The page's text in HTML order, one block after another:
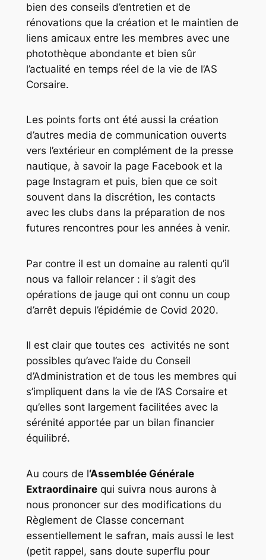
bien des conseils d’entretien et de
rénovations que la création et le maintien de
liens amicaux entre les membres avec une
photothèque abondante et bien sûr
l’actualité en temps réel de la vie de l’AS
Corsaire.
Les points forts ont été aussi la création
d’autres media de communication ouverts
vers l’extérieur en complément de la presse
nautique, à savoir la page Facebook et la
page Instagram et puis, bien que ce soit
souvent dans la discrétion, les contacts
avec les clubs dans la préparation de nos
futures rencontres pour les années à venir.
Par contre il est un domaine au ralenti qu’il
nous va falloir relancer : il s’agit des
opérations de jauge qui ont connu un coup
d’arrêt depuis l’épidémie de Covid 2020.
Il est clair que toutes ces activités ne sont
possibles qu’avec l’aide du Conseil
d’Administration et de tous les membres qui
s’impliquent dans la vie de l’AS Corsaire et
qu’elles sont largement facilitées avec la
sérénité apportée par un bilan financier
équilibré.
Au cours de l‘Assemblée Générale
Extraordinairequi suivra nous aurons à
nous prononcer sur des modifications du
Règlement de Classe concernant
essentiellement le safran, mais aussi le lest
(petit rappel, sans doute superflu pour